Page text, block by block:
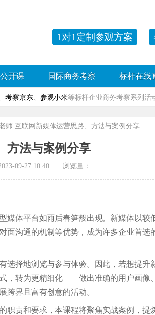
1对1定制参观方案
开课 国际商务考察 标杆在线
考察京东 参观小米等标杆企业商务考察系列活
师:互联网新媒体运营思路、方法与案例分享
方法与案例分享
09-27 10:40 浏览量：
媒体平台如雨后春笋般出现。新媒体以较
面沟通的机制等优势，成为许多企业首选
选择地浏览与参与体验。因此，若想提升
，转为更精细化——做出准确的用户画像
跨界且富有创意的活动。
职责和要求，本课程将聚焦实战案例，提